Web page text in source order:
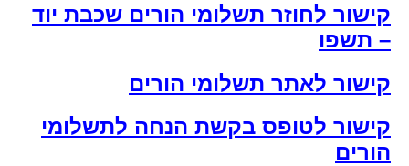
קישור לחוזר תשלומי הורים שכבת יוד
– תשפו
קישור לאתר תשלומי הורים
קישור לטופס בקשת הנחה לתשלומי
הורים